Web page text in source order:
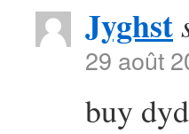
Jyghst
29 août
buy